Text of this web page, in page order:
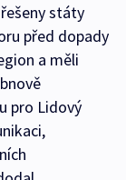
státy
před dopady
a měli
pro Lidový